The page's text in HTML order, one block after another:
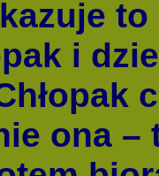
to
i
ona –